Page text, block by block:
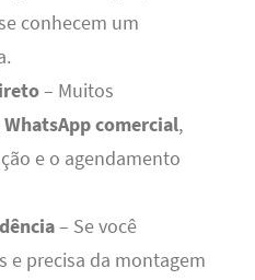
conhecem um
– Muitos
WhatsApp comercial,
e o agendamento
– Se você
e precisa da montagem